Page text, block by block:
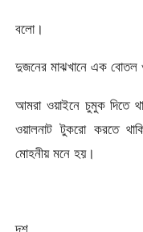
বলো।
দুজনের মাঝখানে এক বোতল
আমরা ওয়াইনে চুমুক দিতে
ওয়ালনাট টুকরো করতে
মোহনীয় মনে হয়।